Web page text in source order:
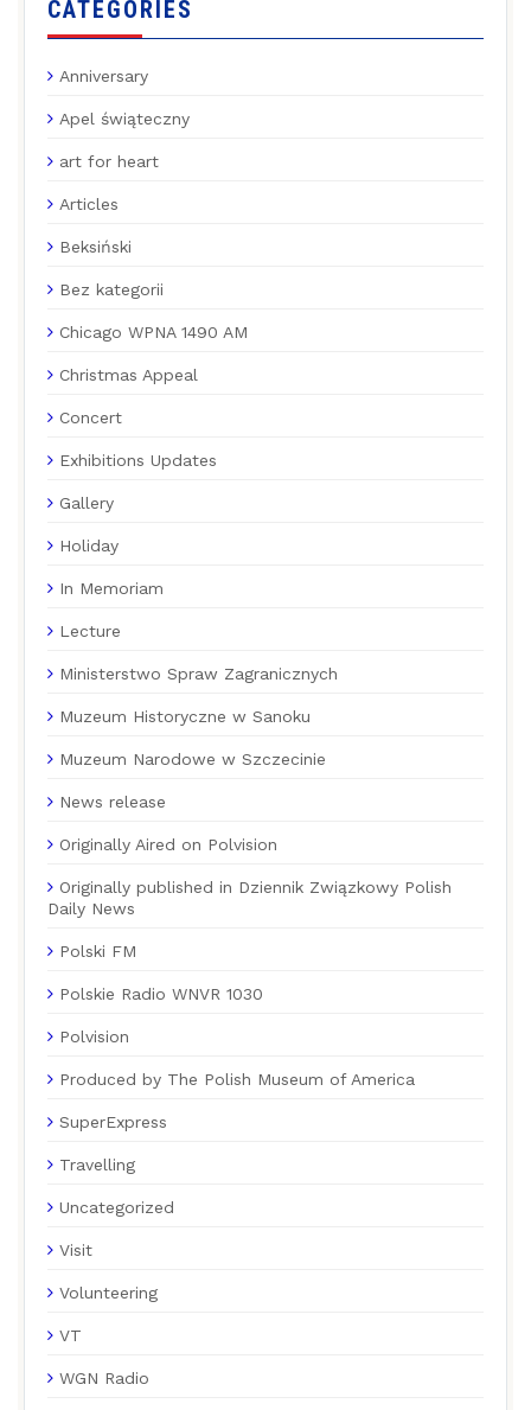
CATEGORIES
Anniversary
Apel świąteczny
art for heart
Articles
Beksiński
Bez kategorii
Chicago WPNA 1490 AM
Christmas Appeal
Concert
Exhibitions Updates
Gallery
Holiday
In Memoriam
Lecture
Ministerstwo Spraw Zagranicznych
Muzeum Historyczne w Sanoku
Muzeum Narodowe w Szczecinie
News release
Originally Aired on Polvision
Originally published in Dziennik Związkowy Polish
Daily News
Polski FM
Polskie Radio WNVR 1030
Polvision
Produced by The Polish Museum of America
SuperExpress
Travelling
Uncategorized
Visit
Volunteering
VT
WGN Radio